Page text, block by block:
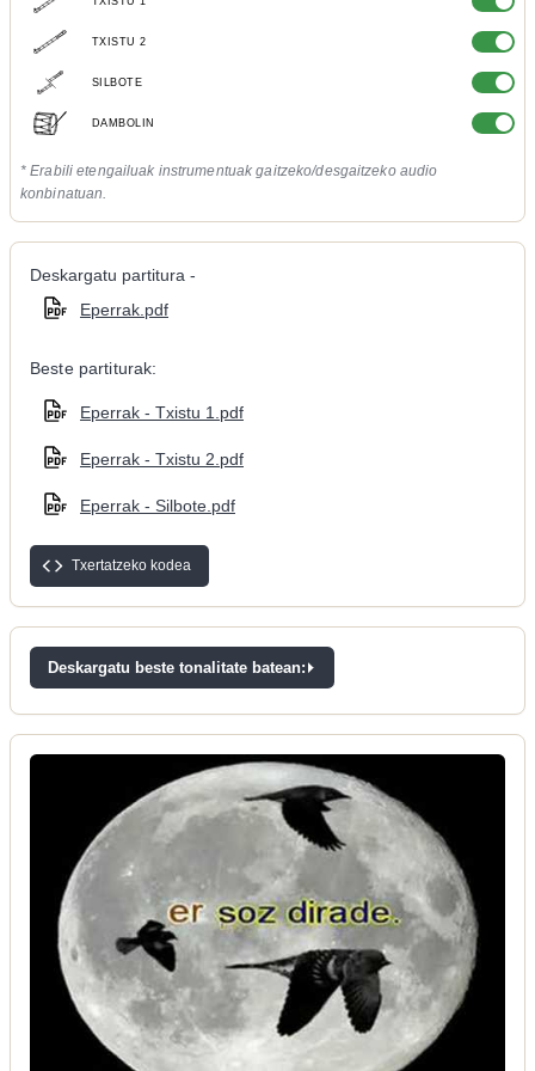
TXISTU 2
SILBOTE
DAMBOLIN
* Erabili etengailuak instrumentuak gaitzeko/desgaitzeko audio
konbinatuan.
Deskargatu partitura -
Eperrak.pdf
Beste partiturak:
Eperrak - Txistu 1.pdf
Eperrak - Txistu 2.pdf
Eperrak - Silbote.pdf
Txertatzeko kodea
Deskargatu beste tonalitate batean: